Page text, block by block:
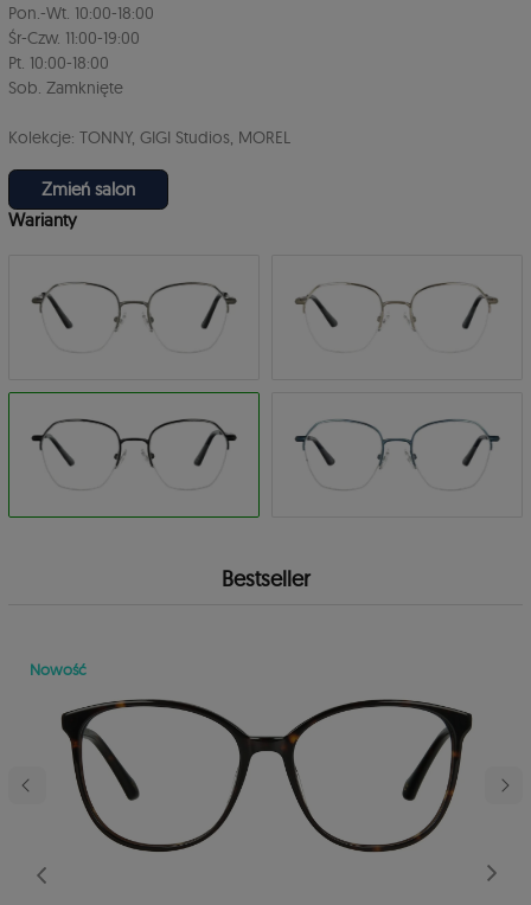
Zmień salon
Pon.-Wt. 10:00-18:00
Śr-Czw. 11:00-19:00
Pt. 10:00-18:00
Sob. Zamknięte
Kolekcje: TONNY, GIGI Studios, MOREL
Warianty
Bestseller
Poprzedni
Nowość